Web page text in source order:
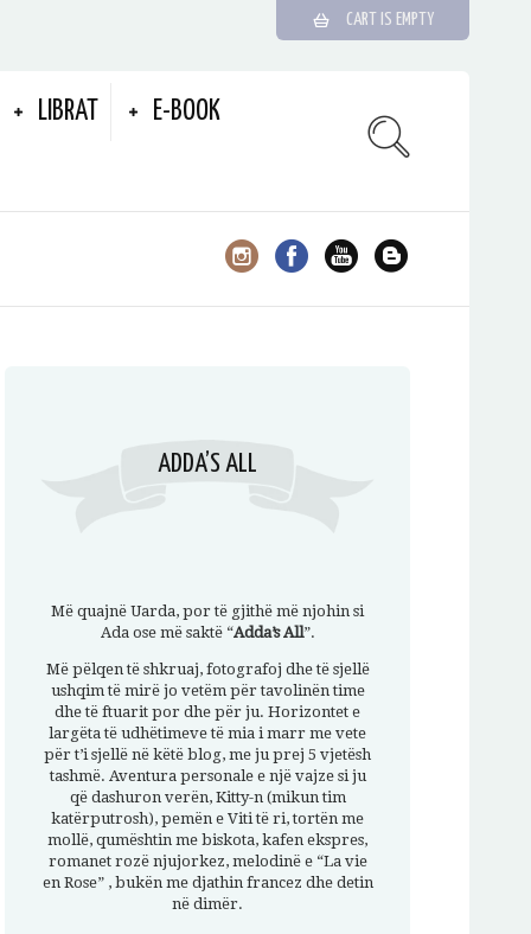
CART IS EMPTY
LIBRAT E-BOOK
ADDA’S ALL
Më quajnë Uarda, por të gjithë më njohin si
Ada ose më saktë “Adda’s All”.
Më pëlqen të shkruaj, fotografoj dhe të sjellë
ushqim të mirë jo vetëm për tavolinën time
dhe të ftuarit por dhe për ju. Horizontet e
largëta të udhëtimeve të mia i marr me vete
për t’i sjellë në këtë blog, me ju prej 5 vjetësh
tashmë. Aventura personale e një vajze si ju
që dashuron verën, Kitty-n (mikun tim
katërputrosh), pemën e Viti të ri, tortën me
mollë, qumështin me biskota, kafen ekspres,
romanet rozë njujorkez, melodinë e “La vie
en Rose” , bukën me djathin francez dhe detin
në dimër.